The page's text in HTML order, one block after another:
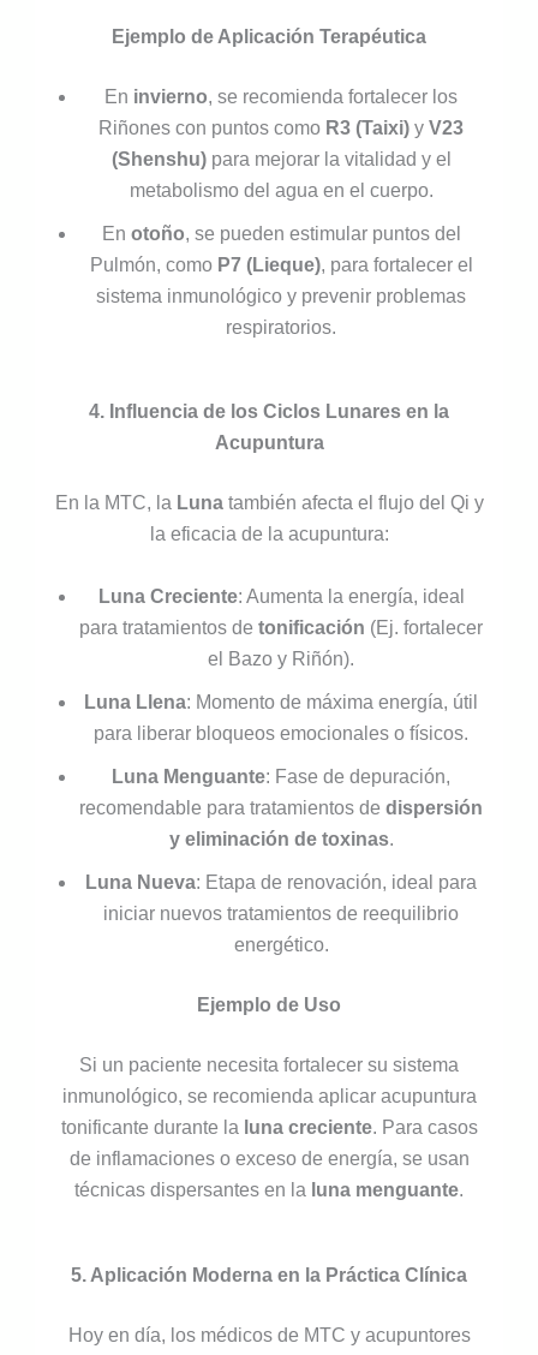
Ejemplo de Aplicación Terapéutica
En invierno, se recomienda fortalecer los
Riñones con puntos como R3 (Taixi) y V23
(Shenshu)para mejorar la vitalidad y el
metabolismo del agua en el cuerpo.
En otoño, se pueden estimular puntos del
Pulmón, como P7 (Lieque), para fortalecer el
sistema inmunológico y prevenir problemas
respiratorios.
4. Influencia de los Ciclos Lunares en la
Acupuntura
En la MTC, la Lunatambién afecta el flujo del Qi y
la eficacia de la acupuntura:
Luna Creciente: Aumenta la energía, ideal
para tratamientos de tonificación (Ej. fortalecer
el Bazo y Riñón).
Luna Llena: Momento de máxima energía, útil
para liberar bloqueos emocionales o físicos.
Luna Menguante: Fase de depuración,
recomendable para tratamientos de dispersión
y eliminación de toxinas.
Luna Nueva: Etapa de renovación, ideal para
iniciar nuevos tratamientos de reequilibrio
energético.
Ejemplo de Uso
Si un paciente necesita fortalecer su sistema
inmunológico, se recomienda aplicar acupuntura
tonificante durante la luna creciente. Para casos
de inflamaciones o exceso de energía, se usan
técnicas dispersantes en la luna menguante.
5. Aplicación Moderna en la Práctica Clínica
Hoy en día, los médicos de MTC y acupuntores